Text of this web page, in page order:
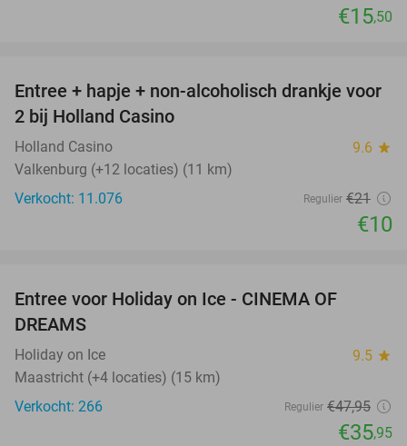
€15,50
52%
Entree + hapje + non-alcoholisch drankje voor
2 bij Holland Casino
Holland Casino 9.6 star
Valkenburg (+12 locaties) (11 km)
Verkocht: 11.076
Regulier €21
€10
Entree voor Holiday on Ice - CINEMA OF
DREAMS
Holiday on Ice 9.5 star
Maastricht (+4 locaties) (15 km)
Verkocht: 266
Regulier €47,95
€35,95